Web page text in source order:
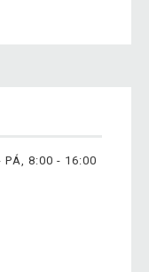
PÁ, 8:00 - 16:00